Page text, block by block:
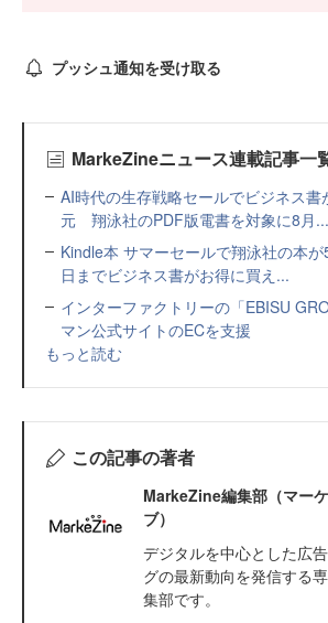
プッシュ通知を受け取る
MarkeZineニュース連載記事一
AI時代の生存戦略セールでビジネス書
元 翔泳社のPDF版電書を対象に8月...
Kindle本 サマーセールで翔泳社の本
日までビジネス書がお得に買え...
インターファクトリーの「EBISU
マン公式サイトのECを支援
もっと読む
この記事の著者
MarkeZine編集部（マー
ブ）
デジタルを中心とした広
グの最新動向を発信する
集部です。